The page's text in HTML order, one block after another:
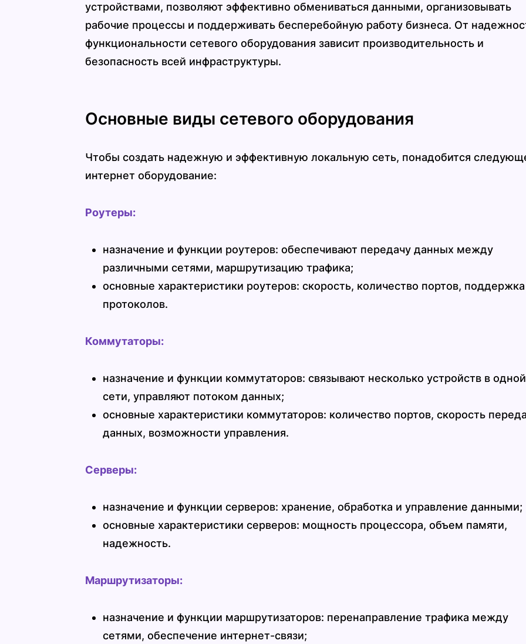
устройствами, позволяют эффективно обмениваться данными, организовывать
рабочие процессы и поддерживать бесперебойную работу бизнеса. От
функциональности сетевого оборудования зависит производительность и
безопасность всей инфраструктуры.
Основные виды сетевого оборудования
Чтобы создать надежную и эффективную локальную сеть, понадобится
интернет оборудование:
Роутеры:
назначение и функции роутеров: обеспечивают передачу данных между
различными сетями, маршрутизацию трафика;
основные характеристики роутеров: скорость, количество портов, поддержка
протоколов.
Коммутаторы:
назначение и функции коммутаторов: связывают несколько устройств в одной
сети, управляют потоком данных;
основные характеристики коммутаторов: количество портов, скорость
данных, возможности управления.
Серверы:
назначение и функции серверов: хранение, обработка и управление данными;
основные характеристики серверов: мощность процессора, объем памяти,
надежность.
Маршрутизаторы:
назначение и функции маршрутизаторов: перенаправление трафика между
сетями, обеспечение интернет-связи;